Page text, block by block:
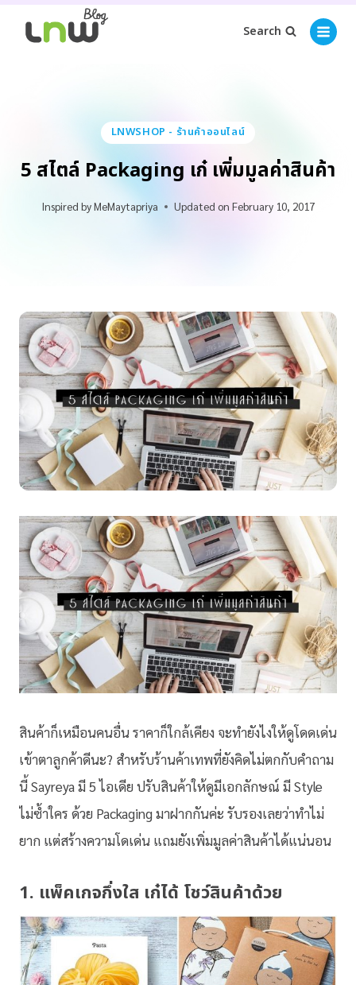
Search
LNWSHOP - ร้านค้าออนไลน์
5 สไตล์ Packaging เก๋ เพิ่มมูลค่าสินค้า
Inspired byMeMaytapriya Updated on February 10, 2017
สินค้าก็เหมือนคนอื่น ราคาก็ใกล้เคียง จะทำยังไงให้ดูโดดเด่น
เข้าตาลูกค้าดีนะ? สำหรับร้านค้าเทพที่ยังคิดไม่ตกกับคำถาม
นี้ Sayreya มี 5 ไอเดีย ปรับสินค้าให้ดูมีเอกลักษณ์ มี Style
ไม่ซ้ำใคร ด้วย Packaging มาฝากกันค่ะ รับรองเลยว่าทำไม่
ยาก แต่สร้างความโดเด่น แถมยังเพิ่มมูลค่าสินค้าได้แน่นอน
1. แพ็คเกจกึ่งใส เก๋ได้ โชว์สินค้าด้วย